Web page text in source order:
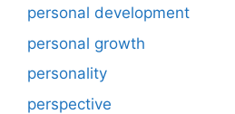
personal development
personal growth
personality
perspective